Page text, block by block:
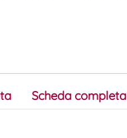
Scheda